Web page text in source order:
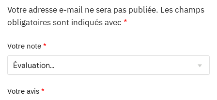
Votre adresse e-mail ne sera pas publiée. Les champs
obligatoires sont indiqués avec *
Votre note *
Votre avis *